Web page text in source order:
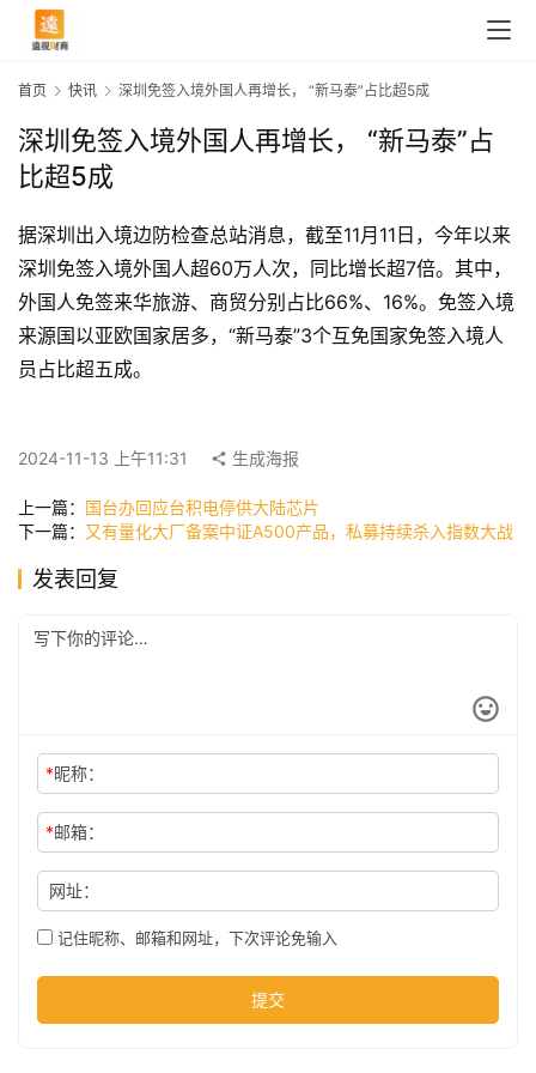
首
讯
司
尚
科
首页 快讯 深圳免签入境外国人再增长， “新马泰”占比超5成
深圳免签入境外国人再增长， “新马泰”占
比超5成
据深圳出入境边防检查总站消息，截至11月11日，今年以来
深圳免签入境外国人超60万人次，同比增长超7倍。其中，
外国人免签来华旅游、商贸分别占比66%、16%。免签入境
来源国以亚欧国家居多，“新马泰”3个互免国家免签入境人
员占比超五成。
2024-11-13 上午11:31 生成海报
上一篇： 国台办回应台积电停供大陆芯片
下一篇： 又有量化大厂备案中证A500产品，私募持续杀入指数大战
发表回复
*昵称：
*邮箱：
网址：
记住昵称、邮箱和网址，下次评论免输入
提交